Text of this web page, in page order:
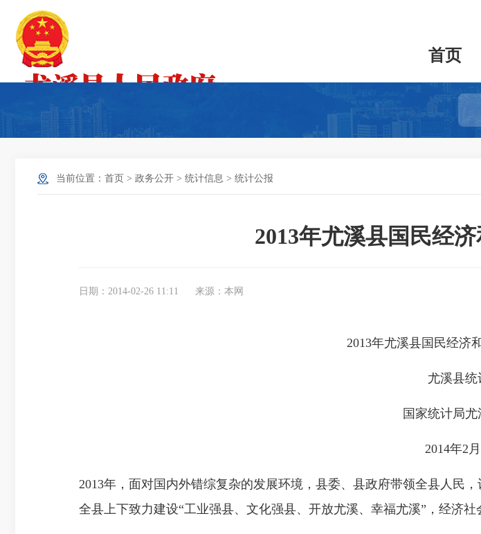
首页
当前位置： 首页 > 政务公开 > 统计信息 > 统计公报
2013年尤溪县国民经
日期：2014-02-26 11:11 来源：本网
2013年尤溪县国民经济
尤溪县统
国家统计局尤
2014年2
2013年，面对国内外错综复杂的发展环境，县委、县政府带领全县人民
全县上下致力建设“工业强县、文化强县、开放尤溪、幸福尤溪”，经济社